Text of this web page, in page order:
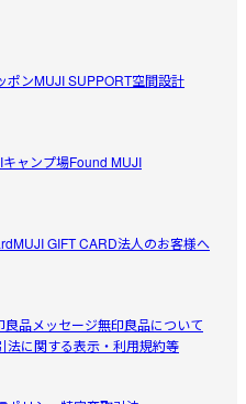
ポンMUJI SUPPORT空間設計
キャンプ場Found MUJI
MUJI GIFT CARD法人のお客様へ
良品メッセージ無印良品について
法に関する表示・利用規約等